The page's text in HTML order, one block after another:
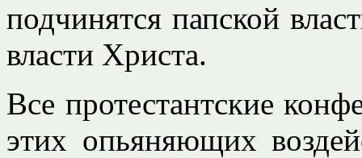
подчинятся папской
власти Христа.
Все протестантские
этих опьяняющих